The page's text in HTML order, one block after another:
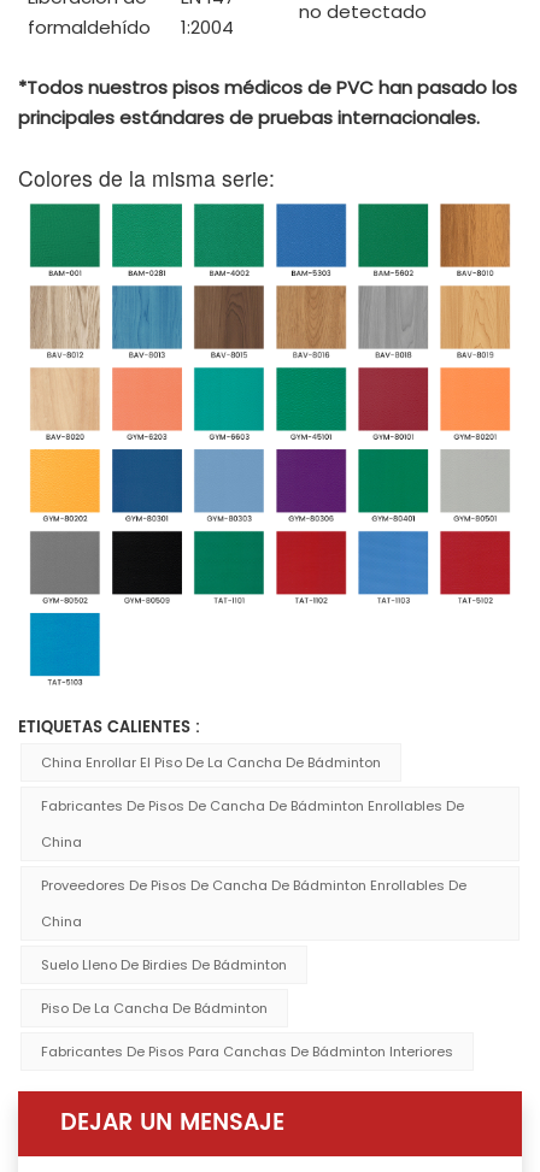
formaldehído
1:2004
no detectado
*Todos nuestros pisos médicos de PVC han pasado los
principales estándares de pruebas internacionales.
Colores de la misma serie:
ETIQUETAS CALIENTES :
China Enrollar El Piso De La Cancha De Bádminton
Fabricantes De Pisos De Cancha De Bádminton Enrollables De
China
Proveedores De Pisos De Cancha De Bádminton Enrollables De
China
Suelo Lleno De Birdies De Bádminton
Piso De La Cancha De Bádminton
Fabricantes De Pisos Para Canchas De Bádminton Interiores
DEJAR UN MENSAJE